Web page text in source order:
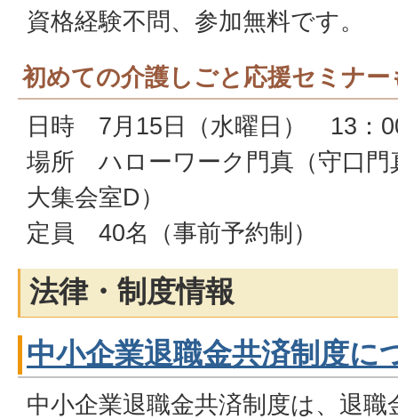
資格経験不問、参加無料です。
初めての介護しごと応援セミナー
日時 7月15日（水曜日） 13：
場所 ハローワーク門真（守口
大集会室D）
定員 40名（事前予約制）
法律・制度情報
中小企業退職金共済制度に
中小企業退職金共済制度は、退